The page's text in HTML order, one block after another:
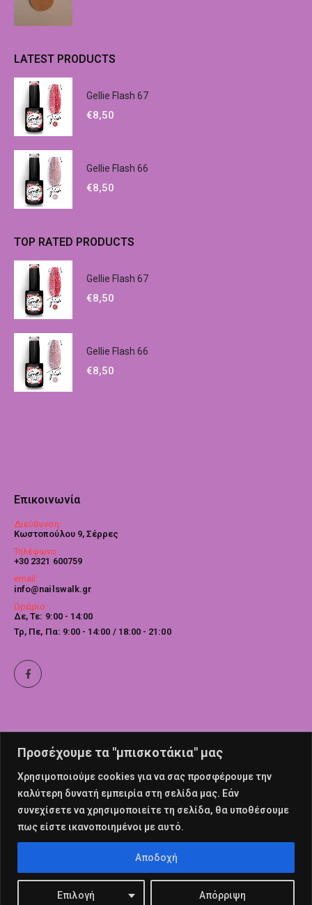
Προσέχουμε τα "μπισκοτάκια" μας
Χρησιμοποιούμε cookies για να σας προσφέρουμε την
καλύτερη δυνατή εμπειρία στη σελίδα μας. Εάν
συνεχίσετε να χρησιμοποιείτε τη σελίδα, θα υποθέσουμε
πως είστε ικανοποιημένοι με αυτό.
Επιλογή Απόρριψη
Αποδοχή
LATEST PRODUCTS
Gellie Flash 67
€8,50
Gellie Flash 66
€8,50
TOP RATED PRODUCTS
Gellie Flash 67
€8,50
Gellie Flash 66
€8,50
Επικοινωνία
Διεύθυνση:
Κωστοπούλου 9, Σέρρες
Τηλέφωνο:
+30 2321 600759
email:
info@nailswalk.gr
Ωράριο:
Δε, Τε: 9:00 - 14:00
Τρ, Πε, Πα: 9:00 - 14:00 / 18:00 - 21:00
© nailswalk 2022. All Rights Reserved